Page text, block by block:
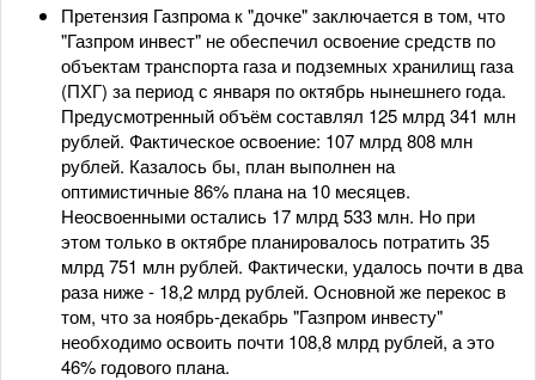
Претензия Газпрома к "дочке" заключается в том, что
"Газпром инвест" не обеспечил освоение средств по
объектам транспорта газа и подземных хранилищ газа
(ПХГ) за период с января по октябрь нынешнего года.
Предусмотренный объём составлял 125 млрд 341 млн
рублей. Фактическое освоение: 107 млрд 808 млн
рублей. Казалось бы, план выполнен на
оптимистичные 86% плана на 10 месяцев.
Неосвоенными остались 17 млрд 533 млн. Но при
этом только в октябре планировалось потратить 35
млрд 751 млн рублей. Фактически, удалось почти в два
раза ниже - 18,2 млрд рублей. Основной же перекос в
том, что за ноябрь-декабрь "Газпром инвесту"
необходимо освоить почти 108,8 млрд рублей, а это
46% годового плана.